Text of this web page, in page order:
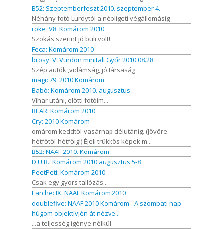
B52: Szeptemberfeszt 2010. szeptember 4.
Néhány fotó Lurdytól a népligeti végállomásig
roke_V8: Komárom 2010
Szokás szerint jó buli volt!
Feca: Komárom 2010
brosy: V. Vurdon minitali Győr 2010.08.28
Szép autók ,vidámság, jó társaság
magic79: 2010 Komárom
Babó: Komárom 2010. augusztus
Vihar utáni, előtti fotóim...
BEAR: Komárom 2010
Cry: 2010 Komárom
omárom keddtől-vasárnap délutánig. (Jövőre
hétfőtől-hétfőig!) Éjeli trükkös képek m...
B52: NAAF 2010. Komárom
D.U.B.: Komárom 2010 augusztus 5-8
PeetPeti: Komárom 2010
Csak egy gyors tallózás...
Earche: IX. NAAF Komárom 2010
doublefive: NAAF 2010 Komárom - A szombati nap
húgom objektívjén át nézve...
...a teljesség igénye nélkül